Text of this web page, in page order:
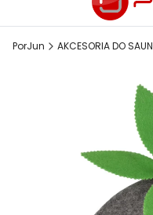
PorJun AKCESORIA DO SAUN